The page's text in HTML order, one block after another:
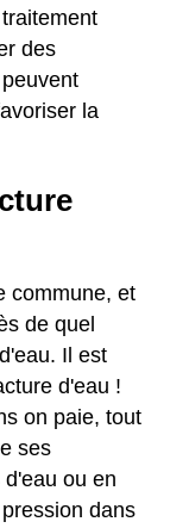
des
la
commune, et
de quel
Il est
d'eau !
on paie, tout
ses
ou en
dans